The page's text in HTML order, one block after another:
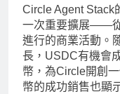
Circle Agent Stack
一次重要擴展——
進行的商業活動。
長，USDC有機會
幣，為Circle開創
幣的成功銷售也顯